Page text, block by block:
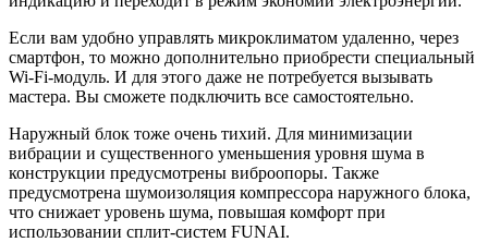
Если вам удобно управлять микроклиматом удаленно, через
смартфон, то можно дополнительно приобрести специальный
Wi-Fi-модуль. И для этого даже не потребуется вызывать
мастера. Вы сможете подключить все самостоятельно.
Наружный блок тоже очень тихий. Для минимизации
вибрации и существенного уменьшения уровня шума в
конструкции предусмотрены виброопоры. Также
предусмотрена шумоизоляция компрессора наружного блока,
что снижает уровень шума, повышая комфорт при
использовании сплит-систем FUNAI.